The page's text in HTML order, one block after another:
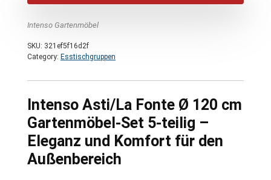
Intenso Gartenmöbel
SKU: 321ef5f16d2f
Category: Esstischgruppen
Intenso Asti/La Fonte Ø 120 cm
Gartenmöbel-Set 5-teilig –
Eleganz und Komfort für den
Außenbereich